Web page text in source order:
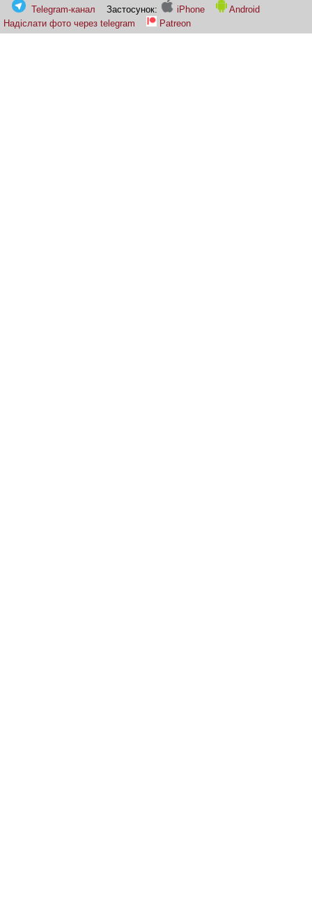
Telegram-канал
Застосунок: iPhone
Android
Надіслати фото через telegram
Patreon